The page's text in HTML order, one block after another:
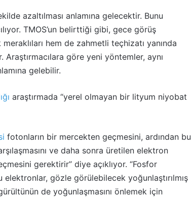
azaltılması anlamına gelecektir. Bunu
TMOS’un belirttiği gibi, gece görüş
hem de zahmetli teçhizatı yanında
Araştırmacılara göre yeni yöntemler, aynı
gelebilir.
araştırmada “yerel olmayan bir lityum niyobat
fotonların bir mercekten geçmesini, ardından bu
ve daha sonra üretilen elektron
gerektirir” diye açıklıyor. “Fosfor
gözle görülebilecek yoğunlaştırılmış
de yoğunlaşmasını önlemek için